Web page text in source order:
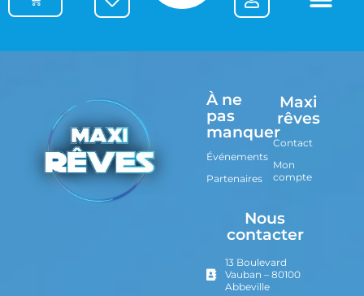
À ne
pas
manquer
Événements
Partenaires
Maxi
rêves
Contact
Mon
compte
Nous
contacter
13 Boulevard
Vauban – 80100
Abbeville